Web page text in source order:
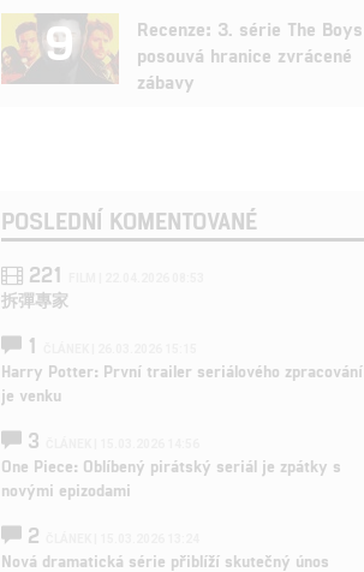
9
Recenze: 3. série The Boys
posouvá hranice zvrácené
zábavy
POSLEDNÍ KOMENTOVANÉ
221
拆彈專家
1
Harry Potter: První trailer seriálového zpracování
je venku
3
One Piece: Oblíbený pirátský seriál je zpátky s
novými epizodami
2
Nová dramatická série přiblíží skutečný únos